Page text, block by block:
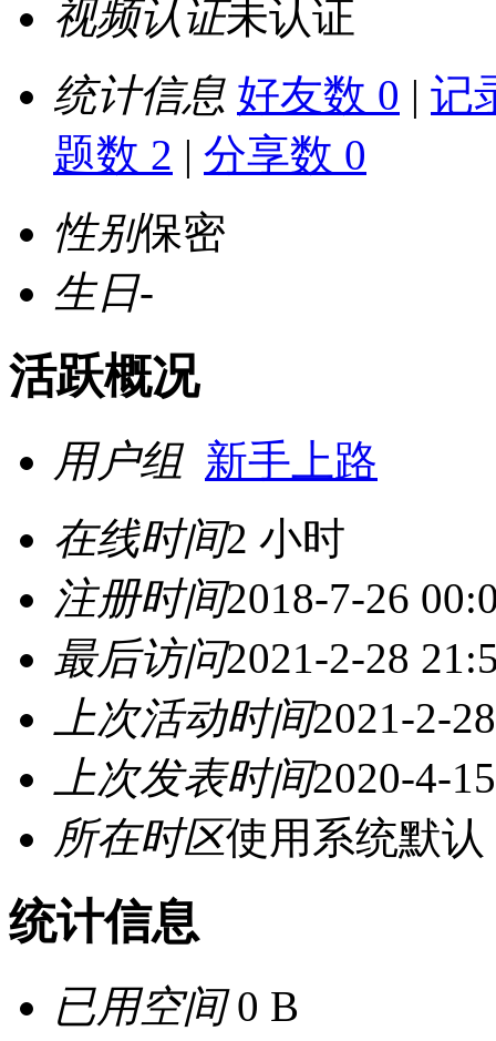
视频认证未认证
统计信息 好友数 0 | 记
题数 2 | 分享数 0
性别保密
生日-
活跃概况
用户组 新手上路
在线时间2 小时
注册时间2018-7-26
最后访问2021-2-28
上次活动时间2021-2-
上次发表时间2020-4-
所在时区使用系统默认
统计信息
已用空间0 B